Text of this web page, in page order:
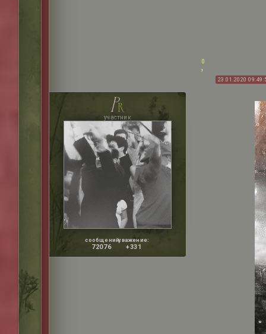
0
23.01.2020
pr
участник
сообщений:
72076
уважение:
+331